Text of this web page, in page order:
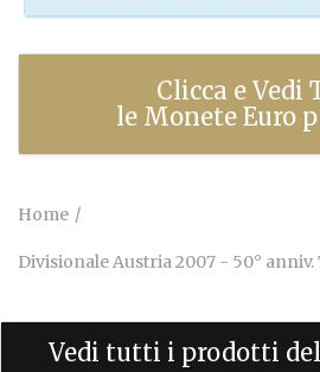
Clicca e Vedi
le Monete Euro
Home
Divisionale Austria 2007 - 50°
Vedi tutti i prodotti